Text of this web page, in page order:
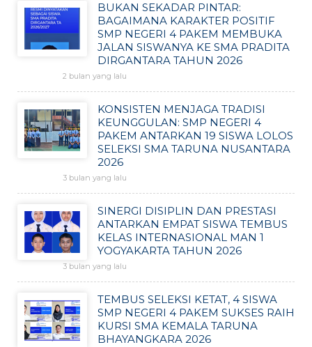
BUKAN SEKADAR PINTAR:
BAGAIMANA KARAKTER POSITIF
SMP NEGERI 4 PAKEM MEMBUKA
JALAN SISWANYA KE SMA PRADITA
DIRGANTARA TAHUN 2026
2 bulan yang lalu
KONSISTEN MENJAGA TRADISI
KEUNGGULAN: SMP NEGERI 4
PAKEM ANTARKAN 19 SISWA LOLOS
SELEKSI SMA TARUNA NUSANTARA
2026
3 bulan yang lalu
SINERGI DISIPLIN DAN PRESTASI
ANTARKAN EMPAT SISWA TEMBUS
KELAS INTERNASIONAL MAN 1
YOGYAKARTA TAHUN 2026
3 bulan yang lalu
TEMBUS SELEKSI KETAT, 4 SISWA
SMP NEGERI 4 PAKEM SUKSES RAIH
KURSI SMA KEMALA TARUNA
BHAYANGKARA 2026